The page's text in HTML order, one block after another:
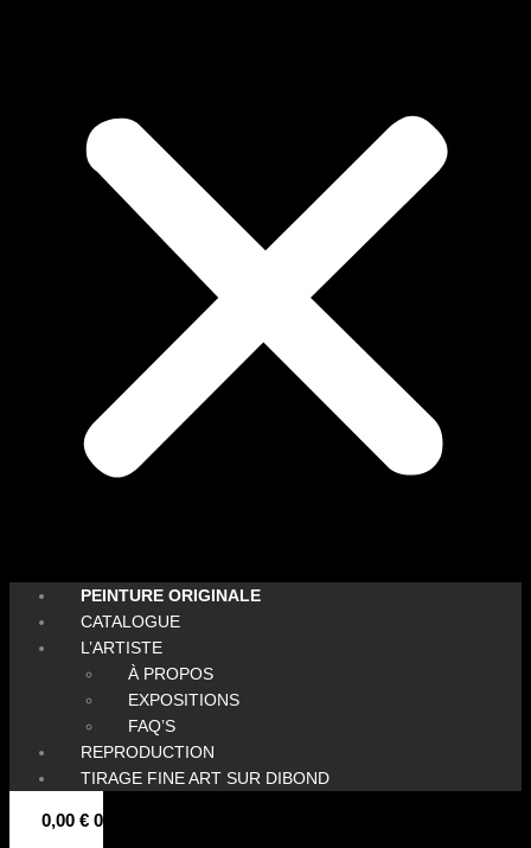
PEINTURE ORIGINALE
CATALOGUE
L’ARTISTE
À PROPOS
EXPOSITIONS
FAQ’S
REPRODUCTION
TIRAGE FINE ART SUR DIBOND
0,00 € 0